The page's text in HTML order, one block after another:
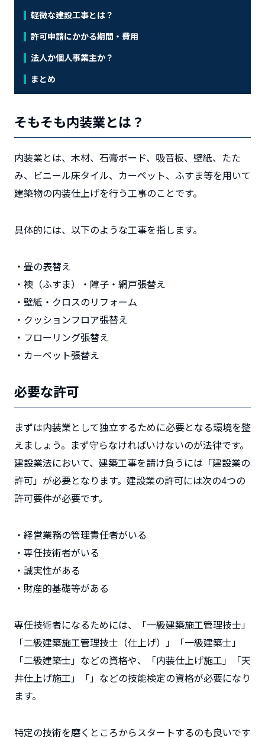
軽微な建設工事とは？
許可申請にかかる期間・費用
法人か個人事業主か？
まとめ
そもそも内装業とは？
内装業とは、木材、石膏ボード、吸音板、壁紙、たた
み、ビニール床タイル、カーペット、ふすま等を用いて
建築物の内装仕上げを行う工事のことです。
具体的には、以下のような工事を指します。
・畳の表替え
・襖（ふすま）・障子・網戸張替え
・壁紙・クロスのリフォーム
・クッションフロア張替え
・フローリング張替え
・カーペット張替え
必要な許可
まずは内装業として独立するために必要となる環境を整
えましょう。まず守らなければいけないのが法律です。
建設業法において、建築工事を請け負うには「建設業の
許可」が必要となります。建設業の許可には次の4つの
許可要件が必要です。
・経営業務の管理責任者がいる
・専任技術者がいる
・誠実性がある
・財産的基礎等がある
専任技術者になるためには、「一級建築施工管理技士」
「二級建築施工管理技士（仕上げ）」「一級建築士」
「二級建築士」などの資格や、「内装仕上げ施工」「天
井仕上げ施工」「」などの技能検定の資格が必要になり
ます。
特定の技術を磨くところからスタートするのも良いです